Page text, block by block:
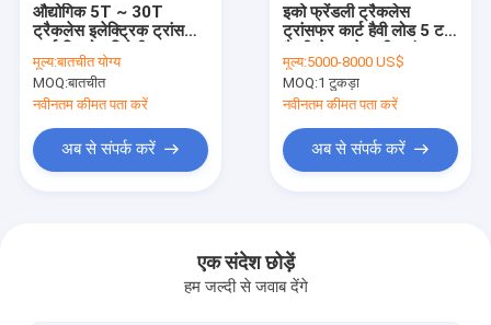
औद्योगिक 5T ~ 30T
ट्रैकलेस इलेक्ट्रिक ट्रांसफर
कार्ट विस्फोट विरोधी
मूल्य:बातचीत योग्य
MOQ:बातचीत
नवीनतम कीमत पता करें
अब से संपर्क करें
इको फ्रेंडली ट्रैकलेस
ट्रांसफर कार्ट हैवी लोड 5 टन
ट्रॉली
मूल्य:5000-8000 US$
MOQ:1 टुकड़ा
नवीनतम कीमत पता करें
अब से संपर्क करें
एक संदेश छोड़ें
हम जल्दी से जवाब देंगे